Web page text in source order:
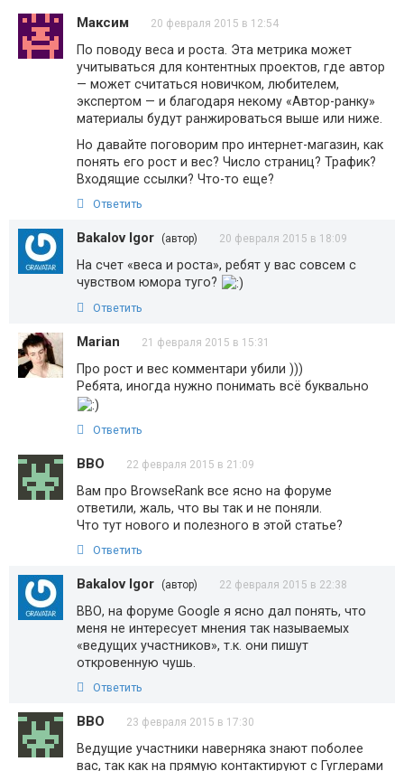
Максим 20 февраля 2015 в 12:54
По поводу веса и роста. Эта метрика может
учитываться для контентных проектов, где автор
— может считаться новичком, любителем,
экспертом — и благодаря некому «Автор-ранку»
материалы будут ранжироваться выше или ниже.
Но давайте поговорим про интернет-магазин, как
понять его рост и вес? Число страниц? Трафик?
Входящие ссылки? Что-то еще?
Ответить
Bakalov Igor (автор) 20 февраля 2015 в 18:09
На счет «веса и роста», ребят у вас совсем с
чувством юмора туго?
Ответить
Marian 21 февраля 2015 в 15:31
Про рост и вес комментари убили )))
Ребята, иногда нужно понимать всё буквально
Ответить
ВВО 22 февраля 2015 в 21:09
Вам про BrowseRank все ясно на форуме
ответили, жаль, что вы так и не поняли.
Что тут нового и полезного в этой статье?
Ответить
Bakalov Igor (автор) 22 февраля 2015 в 22:38
ВВО, на форуме Google я ясно дал понять, что
меня не интересует мнения так называемых
«ведущих участников», т.к. они пишут
откровенную чушь.
Ответить
ВВО 23 февраля 2015 в 17:30
Ведущие участники наверняка знают поболее
вас, так как на прямую контактируют с Гуглерами